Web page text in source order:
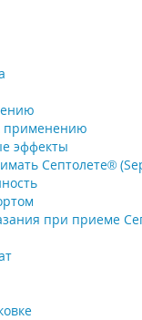
применению
эффекты
Септолете®
при приеме